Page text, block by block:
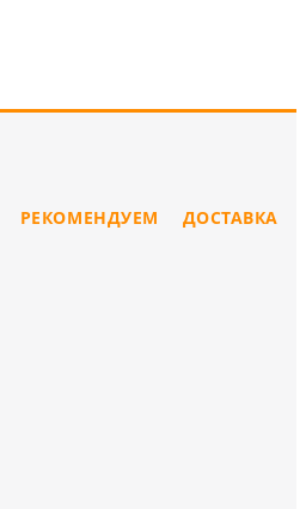
ДОСТАВКА
РЕКОМЕНДУЕМ